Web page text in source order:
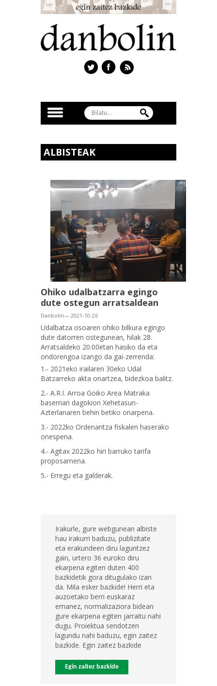
ALBISTEAK
Ohiko udalbatzarra egingo
dute ostegun arratsaldean
Danbolin— 2021-10-26
Udalbatza osoaren ohiko bilkura egingo
dute datorren ostegunean, hilak 28.
Arratsaldeko 20:00etan hasiko da eta
ondorengoa izango da gai-zerrenda:
1.- 2021eko irailaren 30eko Udal
Batzarreko akta onartzea, bidezkoa balitz.
2.- A.R.I. Arroa Goiko Area Matraka
baserriari dagokion Xehetasun-
Azterlanaren behin betiko onarpena.
3.- 2022ko Ordenantza fiskalen haserako
onespena.
4.- Agitax 2022ko hiri barruko tarifa
proposamena.
5.- Erregu eta galderak.
Irakurle, gure webgunean albiste
hau irakurri baduzu, publizitate
eta erakundeen diru laguntzez
gain, urtero 36 euroko diru
ekarpena egiten duten 400
bazkidetik gora ditugulako izan
da. Mila esker bazkide! Herri eta
auzoetako berri euskaraz
emanez, normalizaziora bidean
gure ekarpena egiten jarraitu nahi
dugu. Proiektua sendotzen
lagundu nahi baduzu, egin zaitez
bazkide. Egin zaitez bazkide
Egin zaitez bazkide